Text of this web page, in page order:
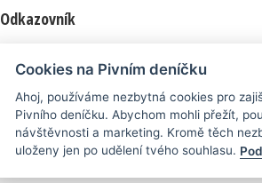
Odkazovník
Blog Nápady & připomínky | Aplikace pro
Poznámka pod čarou
Pivní deníček je nezávislý zdroj, který není
Cookies na Pivním deníčku
Ahoj, používáme nezbytná cookies pro
Pivního deníčku. Abychom mohli přežít,
návštěvnosti a marketing. Kromě těch
uloženy jen po udělení tvého souhlasu.